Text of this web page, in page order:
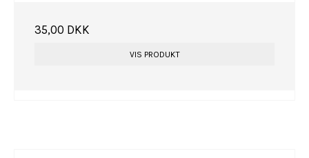
35,00 DKK
VIS PRODUKT